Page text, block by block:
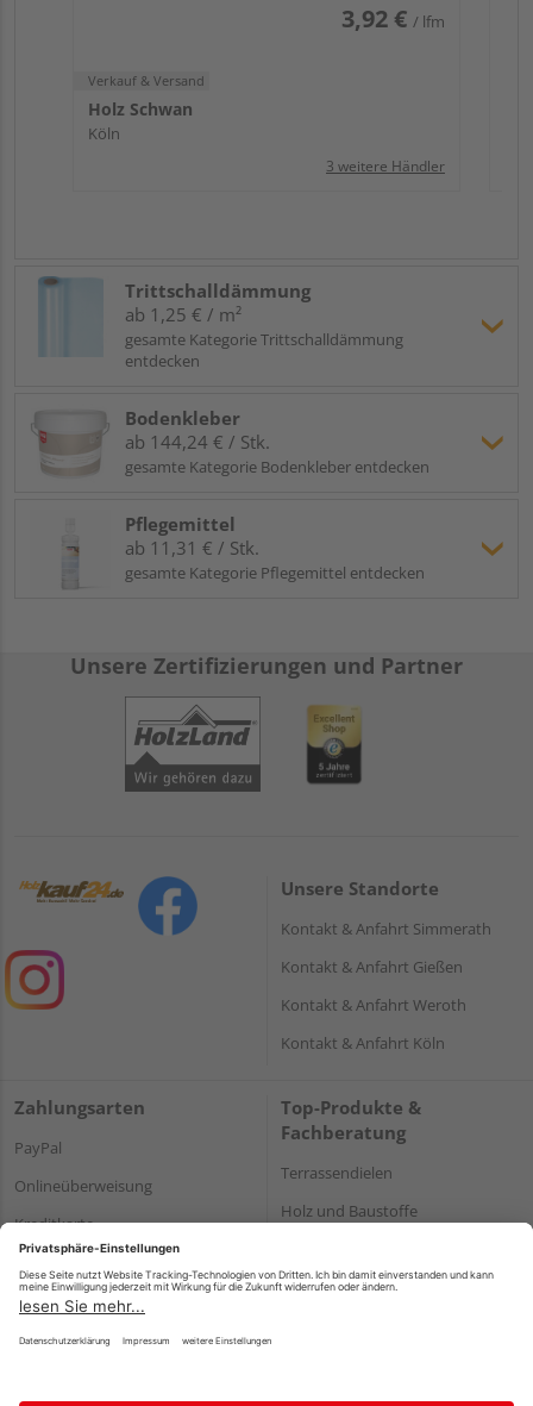
3,92 € / lfm
Verkauf & Versand
Holz Schwan
Köln
3 weitere Händler
Trittschalldämmung
ab 1,25 € / m²
gesamte Kategorie Trittschalldämmung
entdecken
Bodenkleber
ab 144,24 € / Stk.
gesamte Kategorie Bodenkleber entdecken
Pflegemittel
ab 11,31 € / Stk.
gesamte Kategorie Pflegemittel entdecken
Unsere Zertifizierungen und Partner
Unsere Standorte
Kontakt & Anfahrt Simmerath
Kontakt & Anfahrt Gießen
Kontakt & Anfahrt Weroth
Kontakt & Anfahrt Köln
Zahlungsarten
PayPal
Onlineüberweisung
Kreditkarte
Rechnung*
*Bonität vorausgesetzt
Top-Produkte &
Fachberatung
Terrassendielen
Holz und Baustoffe
Impressum Datenschutz AGB Barrierefreiheitserklärung